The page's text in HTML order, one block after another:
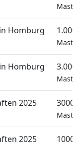
Homburg
Homburg
2025
2025